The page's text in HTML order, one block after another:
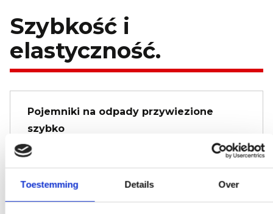
Toestemming Details Over
Szybkość i
elastyczność.
Pojemniki na odpady przywiezione
szybko
Pamiętaj o 01:00 nad ranem, że nadal
chcesz wywrotkę o 08:00, zamów ją.
Dziewięć razy na 10, będzie pod Twoimi
drzwiami na czas.